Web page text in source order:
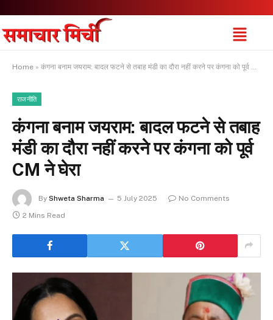
Home » कंगना बनाम जयराम: बादल फटने से तबाह मंडी का दौरा नहीं करने पर कंगना को पूर्व CM ने घेरा
राजनीति
कंगना बनाम जयराम: बादल फटने से तबाह
मंडी का दौरा नहीं करने पर कंगना को पूर्व
CM ने घेरा
By Shweta Sharma 5 July 2025
No Comments
2 Mins Read